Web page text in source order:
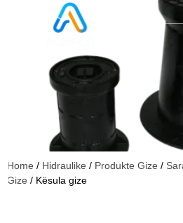
Home / Hidraulike / Produkte Gize /
Gize / Kësula gize